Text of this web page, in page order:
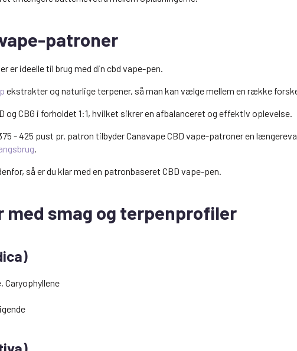
patroner
er ideelle til brug med din cbd vape-pen.
ekstrakter og naturlige terpener, så man kan vælge mellem en række
og CBG i forholdet 1:1, hvilket sikrer en afbalanceret og effektiv oplevelse.
- 425 pust pr. patron tilbyder Canavape CBD vape-patroner en
.
så er du klar med en patronbaseret CBD vape-pen.
med smag og terpenprofiler
Caryophyllene